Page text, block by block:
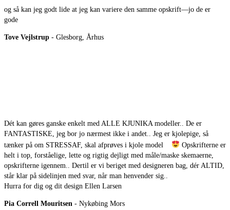
og så kan jeg godt lide at jeg kan variere den samme opskrift—jo de er
gode
Tove Vejlstrup - Glesborg, Århus
Dét kan gøres ganske enkelt med ALLE KJUNIKA modeller.. De er
FANTASTISKE, jeg bor jo nærmest ikke i andet.. Jeg er kjolepige, så
tænker på om STRESSAF, skal afprøves i kjole model
Opskrifterne er
helt i top, forståelige, lette og rigtig dejligt med måle/maske skemaerne,
opskrifterne igennem.. Dertil er vi beriget med designeren bag, dér ALTID,
står klar på sidelinjen med svar, når man henvender sig..
Hurra for dig og dit design Ellen Larsen
Pia Correll Mouritsen - Nykøbing Mors